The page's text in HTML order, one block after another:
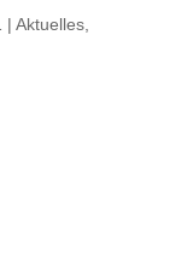
| Aktuelles,